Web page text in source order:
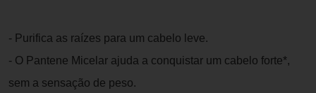
- Purifica as raízes para um cabelo leve.
- O Pantene Micelar ajuda a conquistar um cabelo forte*,
sem a sensação de peso.